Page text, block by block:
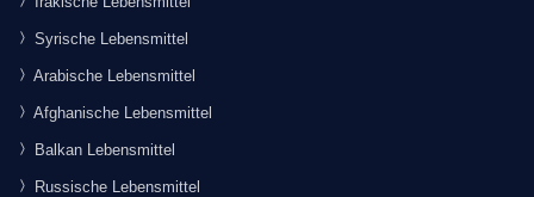
Syrische Lebensmittel
Arabische Lebensmittel
Afghanische Lebensmittel
Balkan Lebensmittel
Russische Lebensmittel